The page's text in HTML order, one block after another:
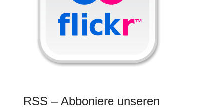
RSS – Abboniere unseren